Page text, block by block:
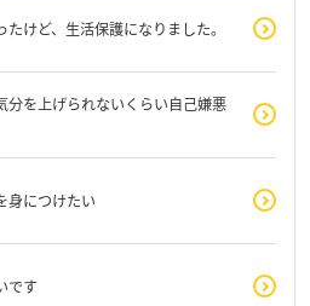
けど、生活保護になりました。
分を上げられないくらい自己嫌悪
身につけたい
です